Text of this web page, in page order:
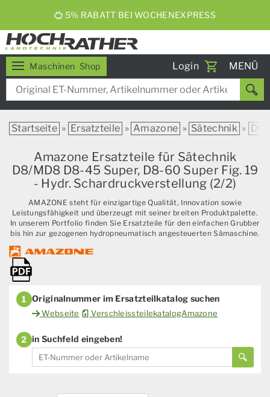
ERNTEBIER 2026
Maschinen Shop Login
Toggle
MENÜ
Startseite » Ersatzteile » Amazone » Sätechnik »
Amazone Ersatzteile für Sätechnik
D8/MD8 D8-45 Super, D8-60 Super Fig. 19
- Hydr. Schardruckverstellung (2/2)
AMAZONE steht für einzigartige Qualität, Innovation sowie
Leistungsfähigkeit und überzeugt mit seiner breiten Produktpalette.
In unserem Portfolio finden Sie Ersatzteile für den einfachen Grubber
bis hin zur gezogenen hydropneumatisch angesteuerten Sämaschine.
1 Originalnummer im Ersatzteilkatalog suchen
Webseite VerschleissteilekatalogAmazone
2 in Suchfeld eingeben!